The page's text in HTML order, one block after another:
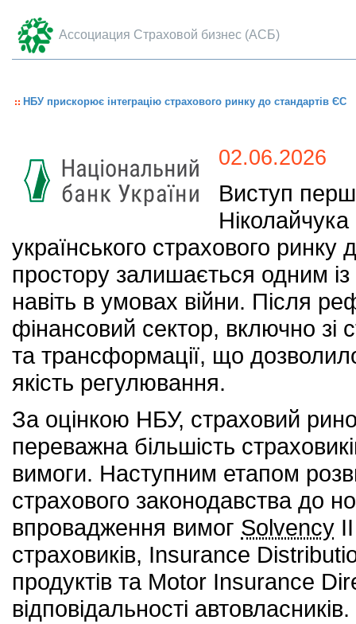
Ассоциация Страховой бизнес (АСБ)
НБУ прискорює інтеграцію страхового ринку до стандартів ЄС
02.06.2026
Виступ
українського страхового
простору залишається одним із
навіть в умовах війни. Після
фінансовий сектор, включно
та трансформації, що дозволило
якість регулювання.
За оцінкою НБУ, страховий
переважна більшість
вимоги. Наступним етапом
страхового законодавства до
впровадження вимог Solvency
страховиків, Insurance
продуктів та Motor Insurance
відповідальності автовласників.